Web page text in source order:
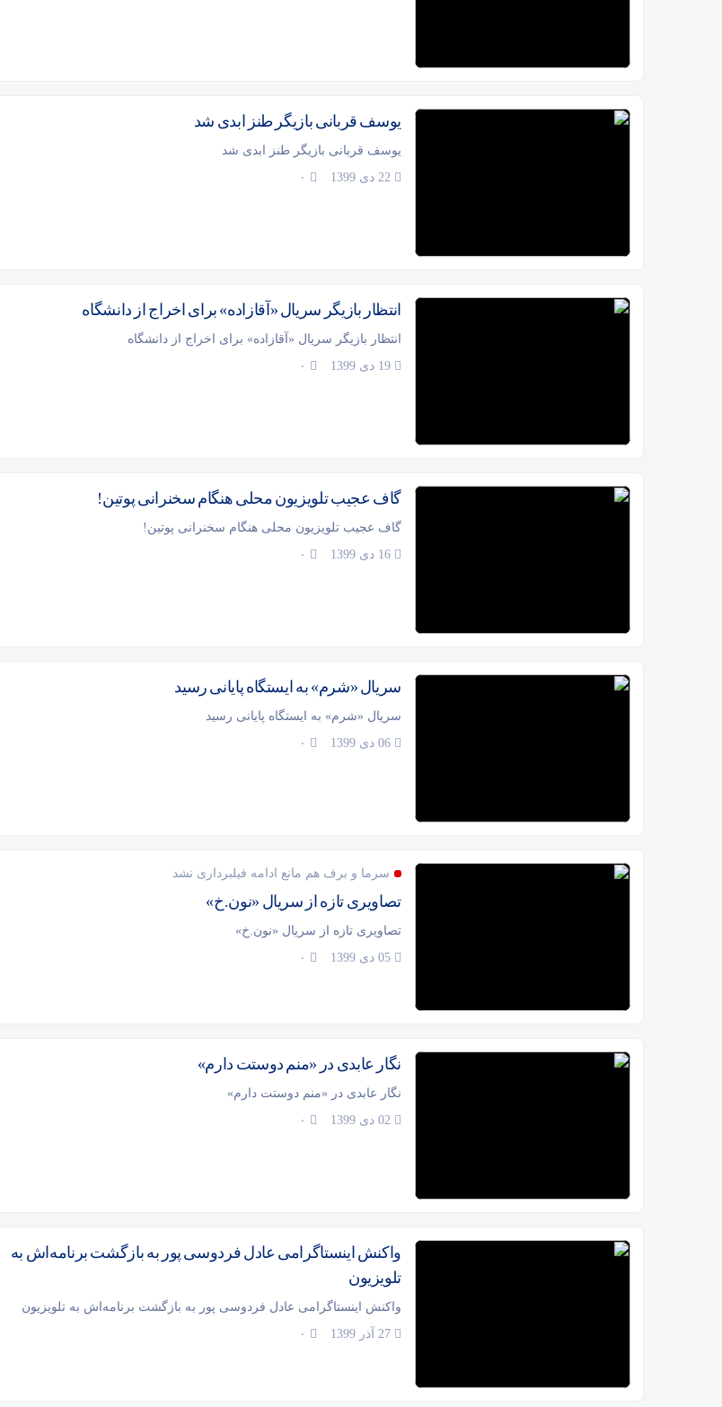
یوسف قربانی بازیگر طنز ابدی شد
یوسف قربانی بازیگر طنز ابدی شد
۰
انتظار بازیگر سریال «آقازاده» برای اخراج از دانشگاه
انتظار بازیگر سریال «آقازاده» برای اخراج از دانشگاه
۰
گاف عجیب تلویزیون محلی هنگام سخنرانی پوتین!
گاف عجیب تلویزیون محلی هنگام سخنرانی پوتین!
۰
سریال «شرم» به ایستگاه پایانی رسید
سریال «شرم» به ایستگاه پایانی رسید
۰
سرما و برف هم مانع ادامه فیلبرداری نشد
تصاویری تازه از سریال «نون.خ»
تصاویری تازه از سریال «نون.خ»
۰
نگار عابدی در «منم دوستت دارم»
نگار عابدی در «منم دوستت دارم»
۰
واکنش اینستاگرامی عادل فردوسی پور به بازگشت برنامه‌اش به
تلویزیون
واکنش اینستاگرامی عادل فردوسی پور به بازگشت برنامه‌اش به تلویزیون
۰